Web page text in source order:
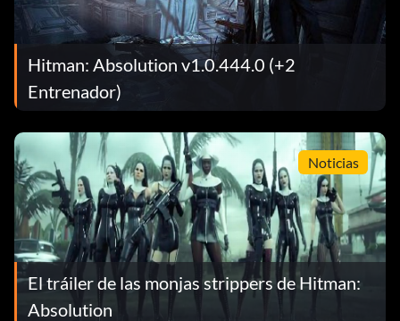
Hitman: Absolution v1.0.444.0 (+2
Entrenador)
Noticias
El tráiler de las monjas strippers de Hitman:
Absolution